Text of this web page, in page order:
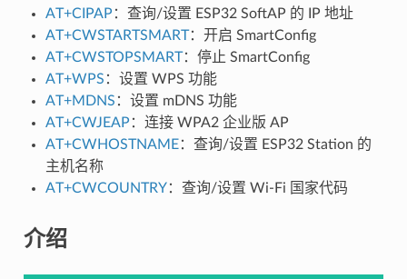
AT+CIPAP ：查询/设置 ESP32 SoftAP 的 IP 地址
AT+CWSTARTSMART：开启 SmartConfig
AT+CWSTOPSMART：停止 SmartConfig
AT+WPS ：设置 WPS 功能
AT+MDNS ：设置 mDNS 功能
AT+CWJEAP ：连接 WPA2 企业版 AP
AT+CWHOSTNAME：查询/设置 ESP32 Station 的
主机名称
AT+CWCOUNTRY：查询/设置 Wi-Fi 国家代码
介绍